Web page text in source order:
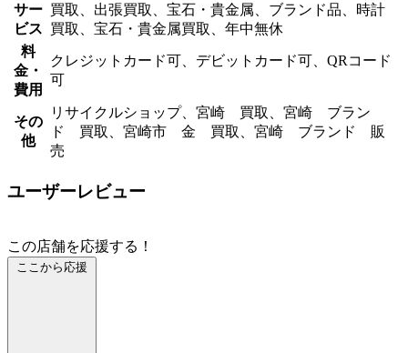
サー
ビス
買取、出張買取、宝石・貴金属、ブランド品、時計
買取、宝石・貴金属買取、年中無休
料
金・
費用
クレジットカード可、デビットカード可、QRコード
可
その
他
リサイクルショップ、宮崎 買取、宮崎 ブラン
ド 買取、宮崎市 金 買取、宮崎 ブランド 販
売
ユーザーレビュー
この店舗を応援する！
ここから応援